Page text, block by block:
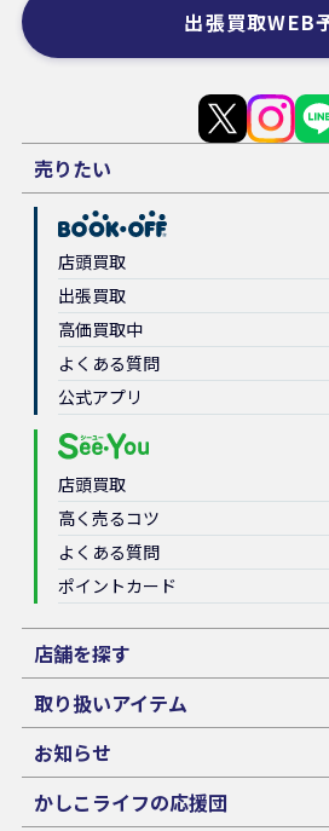
出張買取WEB
売りたい
店頭買取
出張買取
高価買取中
よくある質問
公式アプリ
店頭買取
高く売るコツ
よくある質問
ポイントカード
店舗を探す
取り扱いアイテム
お知らせ
かしこライフの応援団